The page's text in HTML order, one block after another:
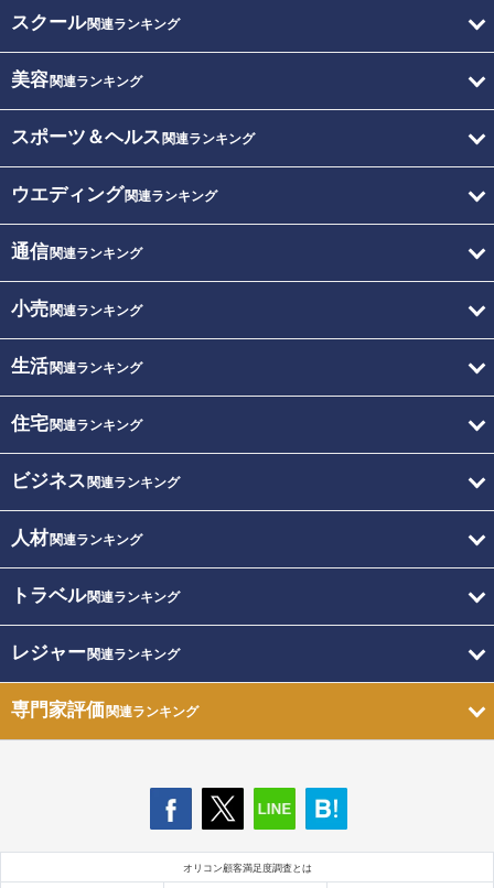
スクール関連ランキング
美容関連ランキング
スポーツ＆ヘルス 関連ランキング
ウエディング関連ランキング
通信関連ランキング
小売関連ランキング
生活関連ランキング
住宅関連ランキング
ビジネス 関連ランキング
人材関連ランキング
トラベル関連ランキング
レジャー関連ランキング
専門家評価関連ランキング
オリコン顧客満足度調査とは